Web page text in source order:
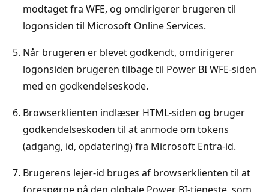
modtaget fra WFE, og omdirigerer brugeren til
logonsiden til Microsoft Online Services.
Når brugeren er blevet godkendt, omdirigerer
logonsiden brugeren tilbage til Power BI WFE-siden
med en godkendelseskode.
Browserklienten indlæser HTML-siden og bruger
godkendelseskoden til at anmode om tokens
(adgang, id, opdatering) fra Microsoft Entra-id.
Brugerens lejer-id bruges af browserklienten til at